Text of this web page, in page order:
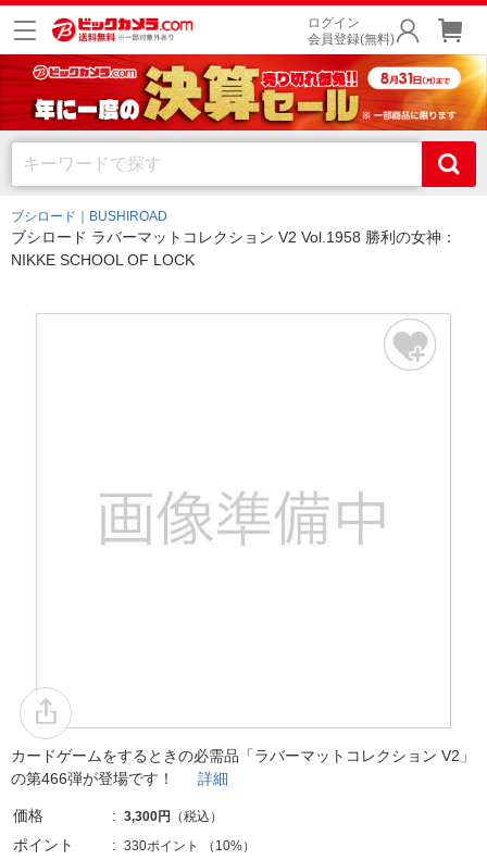
ログイン
会員登録(無料)
ブシロード｜BUSHIROAD
ブシロード ラバーマットコレクション V2 Vol.1958 勝利の女神：
NIKKE SCHOOL OF LOCK
カードゲームをするときの必需品「ラバーマットコレクション V2」
の第466弾が登場です！ 詳細
価格 3,300円 （税込）
ポイント 330ポイント （ 10%）